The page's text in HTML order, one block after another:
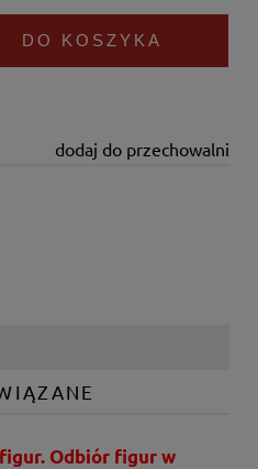
DO KOSZYKA
dodaj do przechowalni
figur. Odbiór figur w